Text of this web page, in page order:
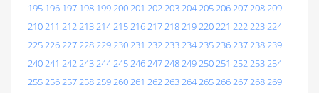
195 196 197 198 199200201 202203204205206207208209
210211 212213214215216217218219220221 222223224
225226227228229230231 232233234235236237238239
240241 242243244245246247248249250251 252253254
255256257258259260261 262263264265266267268269